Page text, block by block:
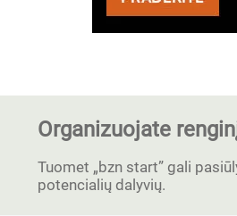
Organizuojate
Tuomet „bzn start” gali
potencialių dalyvių.